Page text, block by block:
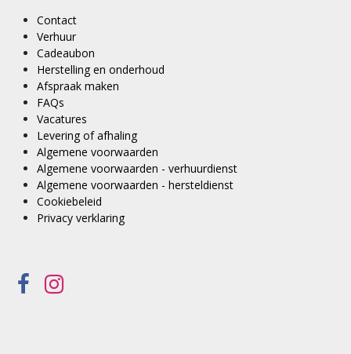
Contact
Verhuur
Cadeaubon
Herstelling en onderhoud
Afspraak maken
FAQs
Vacatures
Levering of afhaling
Algemene voorwaarden
Algemene voorwaarden - verhuurdienst
Algemene voorwaarden - hersteldienst
Cookiebeleid
Privacy verklaring